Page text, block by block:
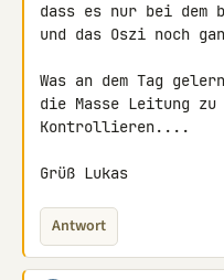
dass es nur bei dem
und das Oszi noch
Was an dem Tag
die Masse Leitung zu
Kontrollieren....
Grüß Lukas
Antwort